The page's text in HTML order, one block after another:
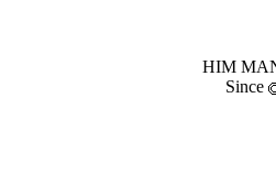
HIM
Since